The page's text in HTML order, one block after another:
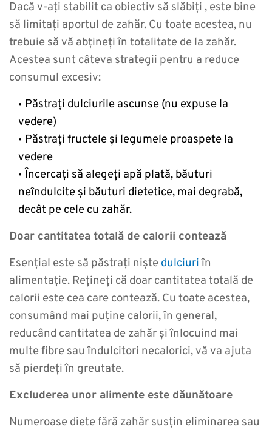
Dacă v-ați stabilit ca obiectiv să slăbiți , este bine
să limitați aportul de zahăr. Cu toate acestea, nu
trebuie să vă abțineți în totalitate de la zahăr.
Acestea sunt câteva strategii pentru a reduce
consumul excesiv:
Păstrați dulciurile ascunse (nu expuse la
vedere)
Păstrați fructele și legumele proaspete la
vedere
Încercați să alegeți apă plată, băuturi
neîndulcite și băuturi dietetice, mai degrabă,
decât pe cele cu zahăr.
Doar cantitatea totală de calorii contează
Esențial este să păstrați niște dulciuriîn
alimentație. Rețineți că doar cantitatea totală de
calorii este cea care contează. Cu toate acestea,
consumând mai puține calorii, în general,
reducând cantitatea de zahăr și înlocuind mai
multe fibre sau îndulcitori necalorici, vă va ajuta
să pierdeți în greutate.
Excluderea unor alimente este dăunătoare
Numeroase diete fără zahăr susțin eliminarea sau